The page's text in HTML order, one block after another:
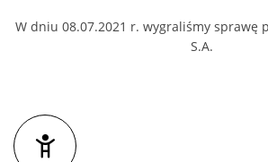
W dniu 08.07.2021 r. wygraliśmy sprawę
S.A.